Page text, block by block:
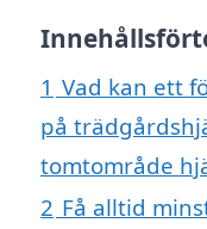
1 Vad kan ett
på
tomtområde
2 Få alltid